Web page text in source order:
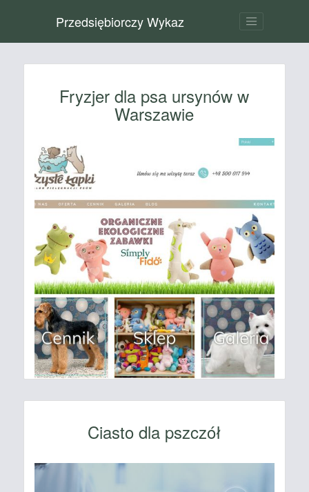
Przedsiębiorczy Wykaz
Fryzjer dla psa ursynów w
Warszawie
Ciasto dla pszczół